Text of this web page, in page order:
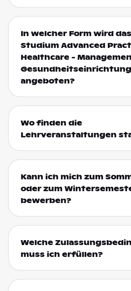
In welcher Form wird das
Studium Advanced
Healthcare -
angeboten?
Wo finden die
Lehrveranstaltungen
Kann ich mich zum
oder zum
bewerben?
Welche
muss ich erfüllen?